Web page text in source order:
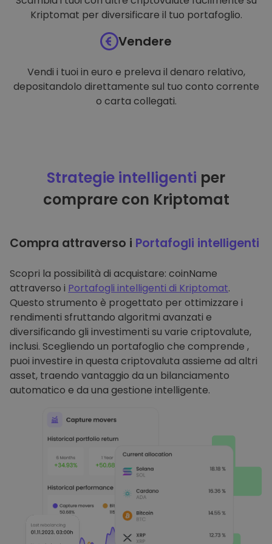
Kriptomat per diversificare il tuo portafoglio.
Vendere
Vendi i tuoi in euro e preleva il denaro relativo,
depositandolo direttamente sul tuo conto corrente
o carta collegati.
Strategie intelligenti per
comprare con Kriptomat
Compra attraverso i Portafogli intelligenti
Scopri la possibilità di acquistare: coinName
attraverso i Portafogli intelligenti di Kriptomat.
Questo strumento è progettato per ottimizzare i
rendimenti sfruttando algoritmi avanzati e
diversificando gli investimenti su varie criptovalute,
inclusi. Scegliendo un portafoglio che comprende ,
puoi investire in questa criptovaluta assieme ad altri
asset, traendo vantaggio da un bilanciamento
automatico e da una gestione intelligente.